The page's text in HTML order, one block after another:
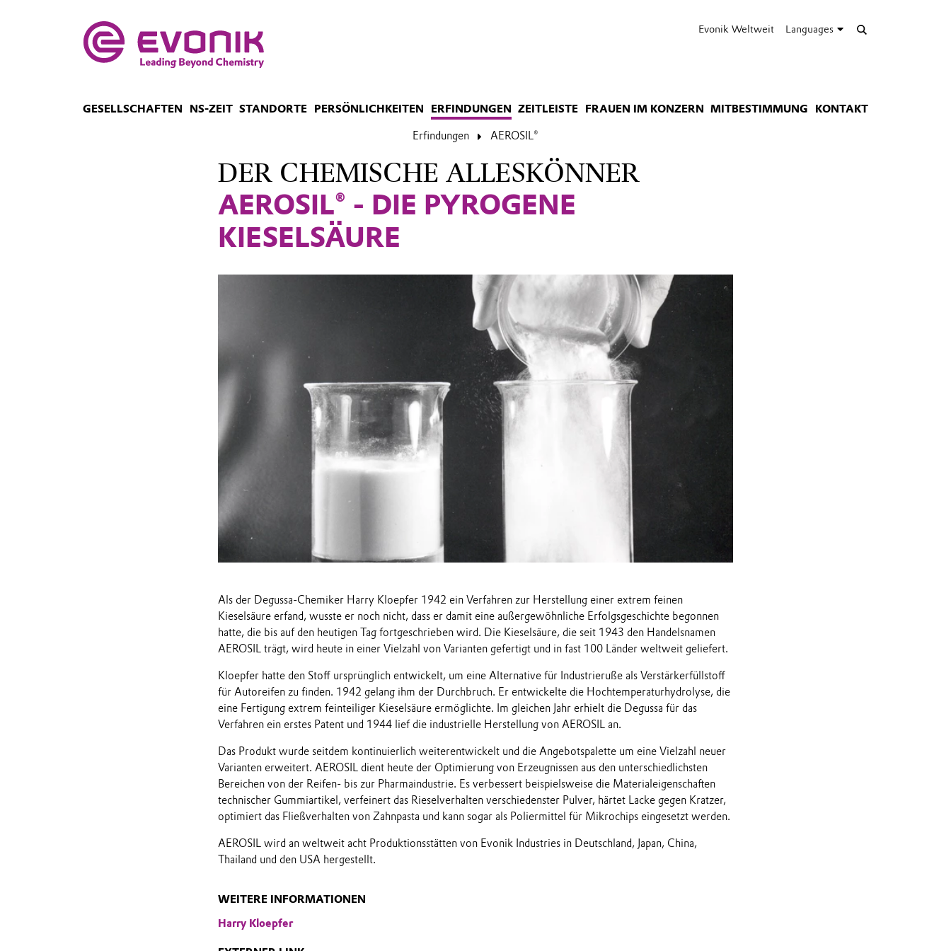
Evonik Weltweit Languages
GESELLSCHAFTEN NS-ZEIT STANDORTE PERSÖNLICHKEITEN ERFINDUNGEN ZEITLEISTE FRAUEN IM KONZERN MITBESTIMMUNG KONTAKT
Erfindungen AEROSIL®
DER CHEMISCHE ALLESKÖNNER
AEROSIL® - DIE PYROGENE
KIESELSÄURE
Als der Degussa-Chemiker Harry Kloepfer 1942 ein Verfahren zur Herstellung einer extrem feinen
Kieselsäure erfand, wusste er noch nicht, dass er damit eine außergewöhnliche Erfolgsgeschichte begonnen
hatte, die bis auf den heutigen Tag fortgeschrieben wird. Die Kieselsäure, die seit 1943 den Handelsnamen
AEROSIL trägt, wird heute in einer Vielzahl von Varianten gefertigt und in fast 100 Länder weltweit geliefert.
Kloepfer hatte den Stoff ursprünglich entwickelt, um eine Alternative für Industrieruße als Verstärkerfüllstoff
für Autoreifen zu finden. 1942 gelang ihm der Durchbruch. Er entwickelte die Hochtemperaturhydrolyse, die
eine Fertigung extrem feinteiliger Kieselsäure ermöglichte. Im gleichen Jahr erhielt die Degussa für das
Verfahren ein erstes Patent und 1944 lief die industrielle Herstellung von AEROSIL an.
Das Produkt wurde seitdem kontinuierlich weiterentwickelt und die Angebotspalette um eine Vielzahl neuer
Varianten erweitert. AEROSIL dient heute der Optimierung von Erzeugnissen aus den unterschiedlichsten
Bereichen von der Reifen- bis zur Pharmaindustrie. Es verbessert beispielsweise die Materialeigenschaften
technischer Gummiartikel, verfeinert das Rieselverhalten verschiedenster Pulver, härtet Lacke gegen Kratzer,
optimiert das Fließverhalten von Zahnpasta und kann sogar als Poliermittel für Mikrochips eingesetzt werden.
AEROSIL wird an weltweit acht Produktionsstätten von Evonik Industries in Deutschland, Japan, China,
Thailand und den USA hergestellt.
WEITERE INFORMATIONEN
Harry Kloepfer